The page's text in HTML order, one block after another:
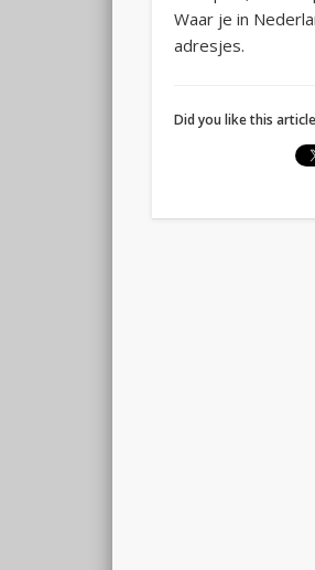
Waar je in
adresjes.
Did you like this